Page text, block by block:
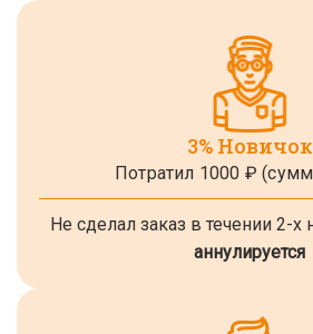
3% Новичок
Потратил 1000 ₽
Не сделал заказ в течении 2-х
аннулируется